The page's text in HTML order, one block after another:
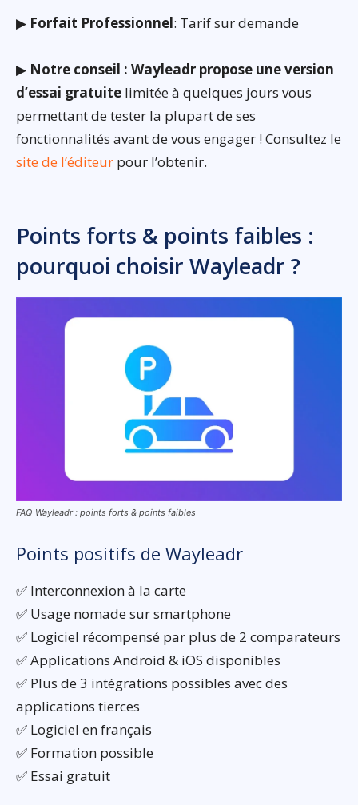
▶ Forfait Professionnel: Tarif sur demande
▶ Notre conseil : Wayleadr propose une version
d’essai gratuite limitée à quelques jours vous
permettant de tester la plupart de ses
fonctionnalités avant de vous engager ! Consultez le
site de l’éditeur pour l’obtenir.
Points forts & points faibles :
pourquoi choisir Wayleadr ?
FAQ Wayleadr : points forts & points faibles
Points positifs de Wayleadr
✅ Interconnexion à la carte
✅ Usage nomade sur smartphone
✅ Logiciel récompensé par plus de 2 comparateurs
✅ Applications Android & iOS disponibles
✅ Plus de 3 intégrations possibles avec des
applications tierces
✅ Logiciel en français
✅ Formation possible
✅ Essai gratuit